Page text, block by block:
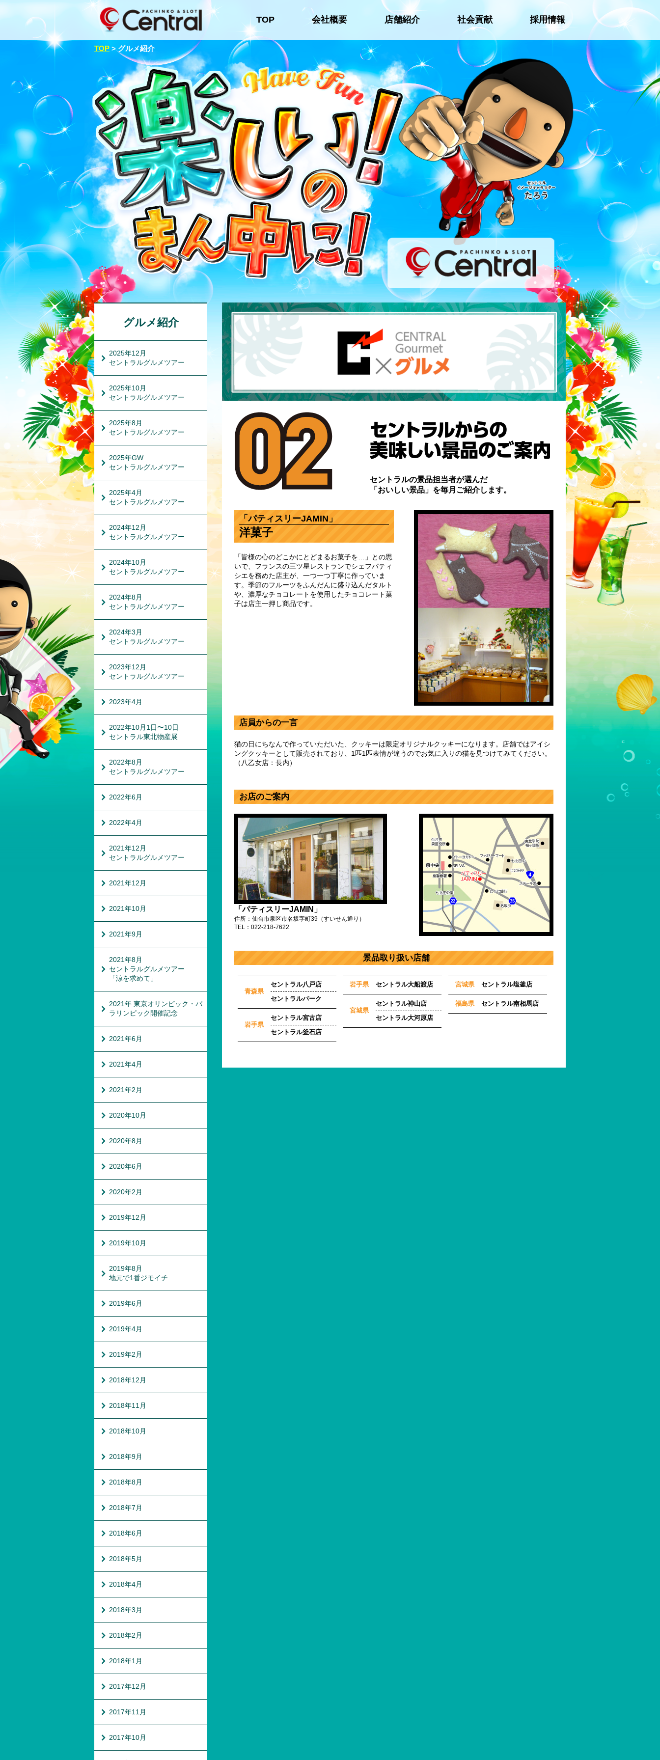
TOP 会社概要 店舗紹介 社会貢献 採用情報
TOP >グルメ紹介
セントラルの景品担当者が選んだ
「おいしい景品」を毎月ご紹介します。
「パティスリーJAMIN」
洋菓子
「皆様の心のどこかにとどまるお菓子を…」との思
いで、フランスの三ツ星レストランでシェフパティ
シエを務めた店主が、一つ一つ丁寧に作っていま
す。季節のフルーツをふんだんに盛り込んだタルト
や、濃厚なチョコレートを使用したチョコレート菓
子は店主一押し商品です。
店員からの一言
猫の日にちなんで作っていただいた、クッキーは限定オリジナルクッキーになります。店舗ではアイシ
ングクッキーとして販売されており、1匹1匹表情が違うのでお気に入りの猫を見つけてみてください。
（八乙女店：長内）
お店のご案内
「パティスリーJAMIN」
住所：仙台市泉区市名坂字町39（すいせん通り）
TEL：022-218-7622
景品取り扱い店舗
青森県
セントラル八戸店
セントラルパーク
岩手県
セントラル宮古店
セントラル釜石店
岩手県 セントラル大船渡店
宮城県
セントラル神山店
セントラル大河原店
宮城県 セントラル塩釜店
福島県 セントラル南相馬店
グルメ紹介
2025年12月
セントラルグルメツアー
2025年10月
セントラルグルメツアー
2025年8月
セントラルグルメツアー
2025年GW
セントラルグルメツアー
2025年4月
セントラルグルメツアー
2024年12月
セントラルグルメツアー
2024年10月
セントラルグルメツアー
2024年8月
セントラルグルメツアー
2024年3月
セントラルグルメツアー
2023年12月
セントラルグルメツアー
2023年4月
2022年10月1日〜10日
セントラル東北物産展
2022年8月
セントラルグルメツアー
2022年6月
2022年4月
2021年12月
セントラルグルメツアー
2021年12月
2021年10月
2021年9月
2021年8月
セントラルグルメツアー
「涼を求めて」
2021年 東京オリンピック・パ
ラリンピック開催記念
2021年6月
2021年4月
2021年2月
2020年10月
2020年8月
2020年6月
2020年2月
2019年12月
2019年10月
2019年8月
地元で1番ジモイチ
2019年6月
2019年4月
2019年2月
2018年12月
2018年11月
2018年10月
2018年9月
2018年8月
2018年7月
2018年6月
2018年5月
2018年4月
2018年3月
2018年2月
2018年1月
2017年12月
2017年11月
2017年10月